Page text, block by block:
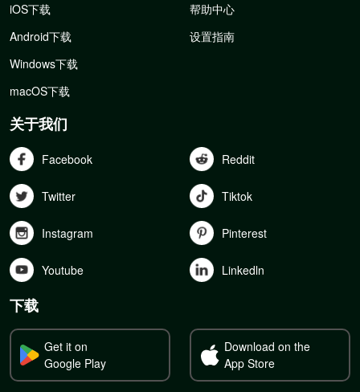
iOS下载
Android下载
Windows下载
macOS下载
帮助中心
设置指南
关于我们
Facebook Reddit
Twitter Tiktok
Instagram Pinterest
Youtube Linkedln
下载
Get it on
Google Play
Download on the
App Store